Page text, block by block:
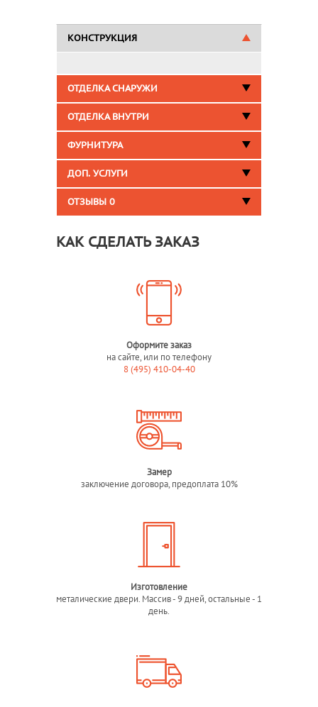
КОНСТРУКЦИЯ
ОТДЕЛКА СНАРУЖИ
ОТДЕЛКА ВНУТРИ
ФУРНИТУРА
ДОП. УСЛУГИ
ОТЗЫВЫ 0
КАК СДЕЛАТЬ ЗАКАЗ
Оформите заказ
на сайте, или по телефону
8 (495) 410-04-40
Замер
заключение договора, предоплата 10%
Изготовление
металические двери. Массив - 9 дней, остальные - 1
день.